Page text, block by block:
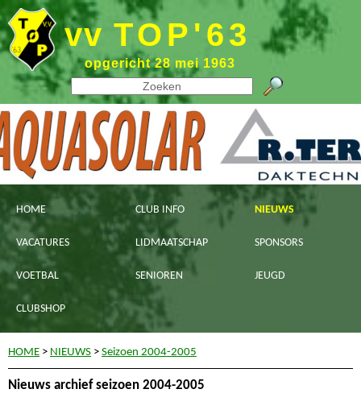
vv TOP'63
opgericht 28 mei 1963
HOME CLUB INFO NIEUWS
VACATURES LIDMAATSCHAP SPONSORS
VOETBAL SENIOREN JEUGD
CLUBSHOP
HOME > NIEUWS > Seizoen 2004-2005
Nieuws archief seizoen 2004-2005